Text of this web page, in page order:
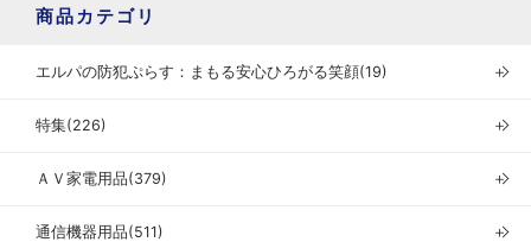
商品カテゴリ
エルパの防犯ぷらす：まもる安心ひろがる笑顔(19) ＋
特集(226) ＋
ＡＶ家電用品(379) ＋
通信機器用品(511) ＋